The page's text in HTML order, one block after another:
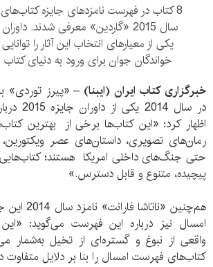
8 کتاب در فهرست نامزد‌های جایزه
سال 2015 «گاردین» معرفی شدند.
یکی از معیارهای انتخاب این آثار را
خواندگان جوان برای ورود به دنیای کتاب
خبرگزاری کتاب ایران (ایبنا) – «پیرز توردی»
در سال
اظهار کرد: «این کتاب‌ها برخی از بهترین
رمان‌های تصویری، داستان‌های عصر ویکتورین،
حتی جنگ‌های داخلی امریکا هستند؛ کتاب‌هایی
پیچیده، متنوع و قابل دسترس.»
هم‌چنین
امسال نیز درباره این فهرست می‌گوید:
واقعی از نبوغ و گستره‌ای از تخیل
کتاب‌های فهرست امسال را بنا بر دلایل